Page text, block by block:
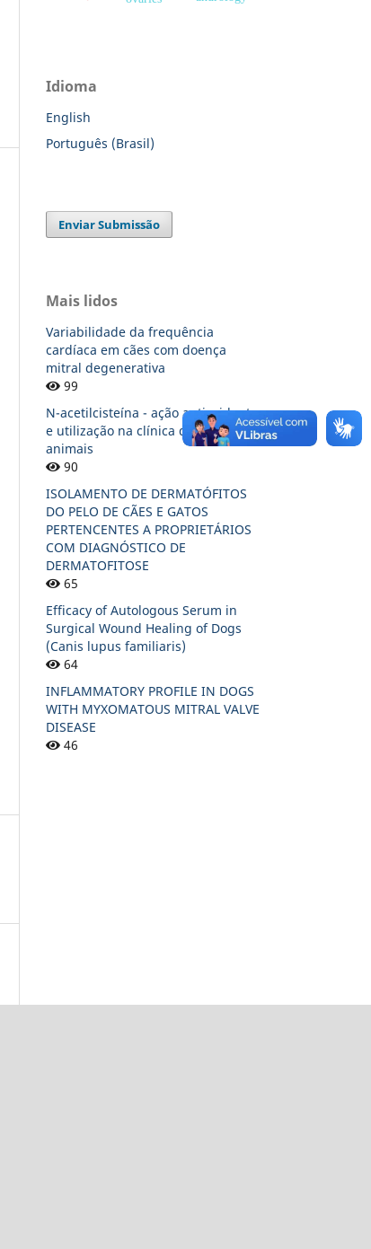
Idioma
English
Português (Brasil)
Enviar Submissão
Mais lidos
Variabilidade da frequência
cardíaca em cães com doença
mitral degenerativa
99
N-acetilcisteína - ação antioxidante
e utilização na clínica de pequenos
animais
90
ISOLAMENTO DE DERMATÓFITOS
DO PELO DE CÃES E GATOS
PERTENCENTES A PROPRIETÁRIOS
COM DIAGNÓSTICO DE
DERMATOFITOSE
65
Efficacy of Autologous Serum in
Surgical Wound Healing of Dogs
(Canis lupus familiaris)
64
INFLAMMATORY PROFILE IN DOGS
WITH MYXOMATOUS MITRAL VALVE
DISEASE
46